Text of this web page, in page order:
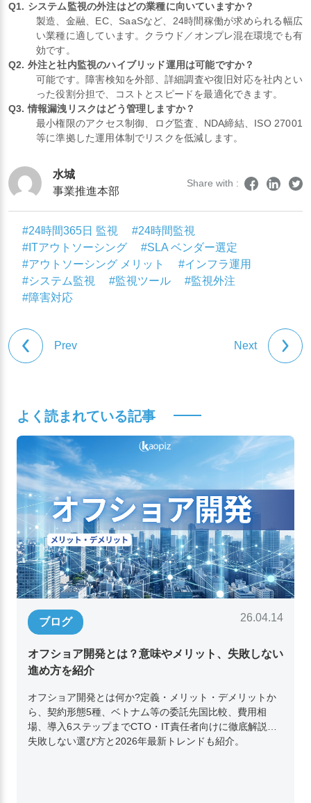
Q1. システム監視の外注はどの業種に向いていますか？
製造、金融、EC、SaaSなど、24時間稼働が求められる幅広
い業種に適しています。クラウド／オンプレ混在環境でも有
効です。
Q2. 外注と社内監視のハイブリッド運用は可能ですか？
可能です。障害検知を外部、詳細調査や復旧対応を社内とい
った役割分担で、コストとスピードを最適化できます。
Q3. 情報漏洩リスクはどう管理しますか？
最小権限のアクセス制御、ログ監査、NDA締結、ISO 27001
等に準拠した運用体制でリスクを低減します。
水城
事業推進本部
Share with :
#24時間365日 監視
#24時間監視
#ITアウトソーシング
#SLA ベンダー選定
#アウトソーシング メリット
#インフラ運用
#システム監視
#監視ツール
#監視外注
#障害対応
Prev Next
よく読まれている記事
ブログ 26.04.14
オフショア開発とは？意味やメリット、失敗しない
進め方を紹介
オフショア開発とは何か?定義・メリット・デメリットか
ら、契約形態5種、ベトナム等の委託先国比較、費用相
場、導入6ステップまでCTO・IT責任者向けに徹底解説。
失敗しない選び方と2026年最新トレンドも紹介。